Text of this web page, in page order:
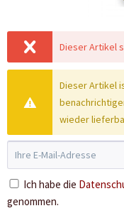
Dieser Artikel
Dieser Artikel
wieder
Ich habe die
genommen.